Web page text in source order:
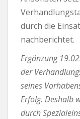
durch die
nachberichtet.
Ergänzung
der
seines
Erfolg. Deshalb
durch